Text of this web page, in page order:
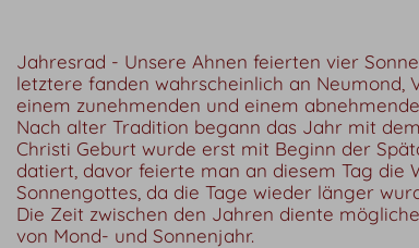
Jahresrad - Unsere Ahnen feierten vier
letztere fanden wahrscheinlich an Neumond,
einem zunehmenden und einem
Nach alter Tradition begann das Jahr mit
Christi Geburt wurde erst mit Beginn der
datiert, davor feierte man an diesem Tag die
Sonnengottes, da die Tage wieder länger
Die Zeit zwischen den Jahren diente
von Mond- und Sonnenjahr.